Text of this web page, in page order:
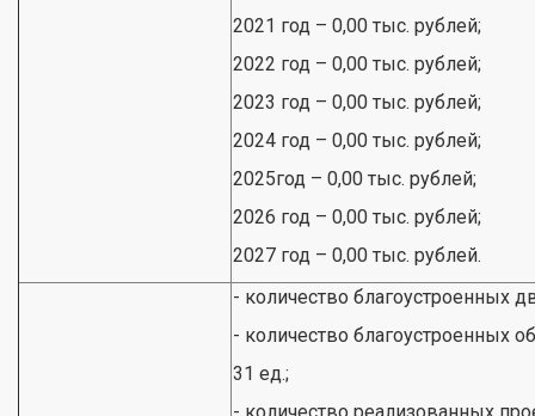
2021 год – 0,00 тыс. рублей;
2022 год – 0,00 тыс. рублей;
2023 год – 0,00 тыс. рублей;
2024 год – 0,00 тыс. рублей;
2025год – 0,00 тыс. рублей;
2026 год – 0,00 тыс. рублей;
2027 год – 0,00 тыс. рублей.
- количество благоустроенных
- количество благоустроенных
31 ед.;